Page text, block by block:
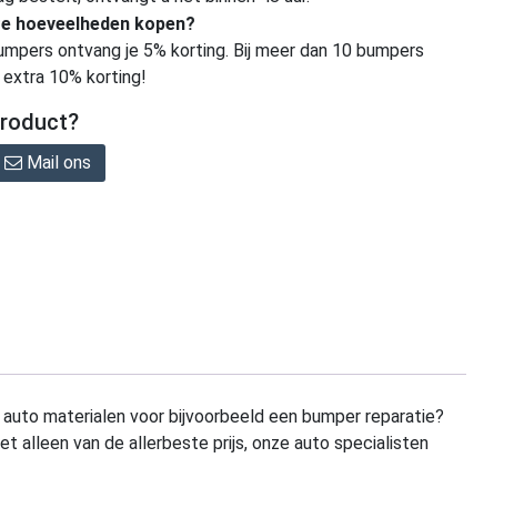
hoeveelheden kopen?
ontvang je 5% korting. Bij meer dan 10 bumpers
10% korting!
Mail ons
materialen voor bijvoorbeeld een bumper reparatie?
alleen van de allerbeste prijs, onze auto specialisten